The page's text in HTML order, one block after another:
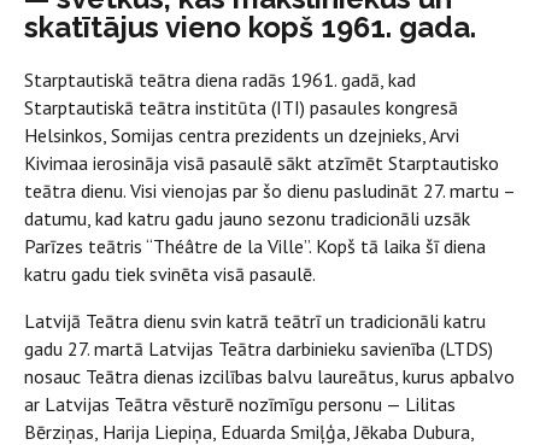
skatītājus vieno kopš 1961. gada.
Starptautiskā teātra diena radās 1961. gadā, kad
Starptautiskā teātra institūta (ITI) pasaules kongresā
Helsinkos, Somijas centra prezidents un dzejnieks, Arvi
Kivimaa ierosināja visā pasaulē sākt atzīmēt Starptautisko
teātra dienu. Visi vienojas par šo dienu pasludināt 27. martu –
datumu, kad katru gadu jauno sezonu tradicionāli uzsāk
Parīzes teātris “Théâtre de la Ville”. Kopš tā laika šī diena
katru gadu tiek svinēta visā pasaulē.
Latvijā Teātra dienu svin katrā teātrī un tradicionāli katru
gadu 27. martā Latvijas Teātra darbinieku savienība (LTDS)
nosauc Teātra dienas izcilības balvu laureātus, kurus apbalvo
ar Latvijas Teātra vēsturē nozīmīgu personu — Lilitas
Bērziņas, Harija Liepiņa, Eduarda Smiļģa, Jēkaba Dubura,